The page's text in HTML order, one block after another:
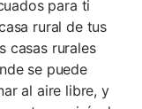
para ti
rural de tus
casas rurales
se puede
al aire libre, y